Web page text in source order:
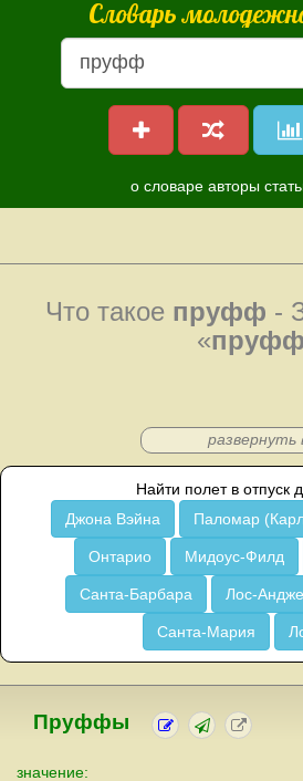
Словарь
о словаре авторы
Что такое пруфф -
«пруфф
развернуть
Найти полет в отпуск
Джона Вэйна
Паломар
Онтарио Мидоус-Филд
Санта-Барбара Лос-
Санта-Мария
Пруффы
значение: